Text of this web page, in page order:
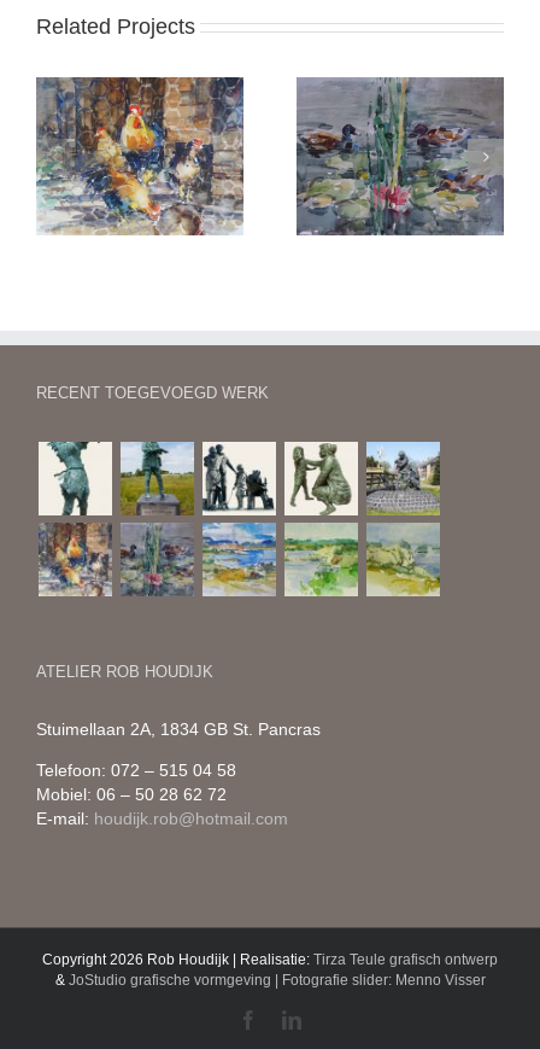
Related Projects
Eenden in een plas Lake Isabella (VS)
RECENT TOEGEVOEGD WERK
ATELIER ROB HOUDIJK
Stuimellaan 2A, 1834 GB St. Pancras
Telefoon: 072 – 515 04 58
Mobiel: 06 – 50 28 62 72
E-mail: houdijk.rob@hotmail.com
Copyright 2026 Rob Houdijk | Realisatie: Tirza Teule grafisch ontwerp
& JoStudio grafische vormgeving | Fotografie slider: Menno Visser
FacebookLinkedIn